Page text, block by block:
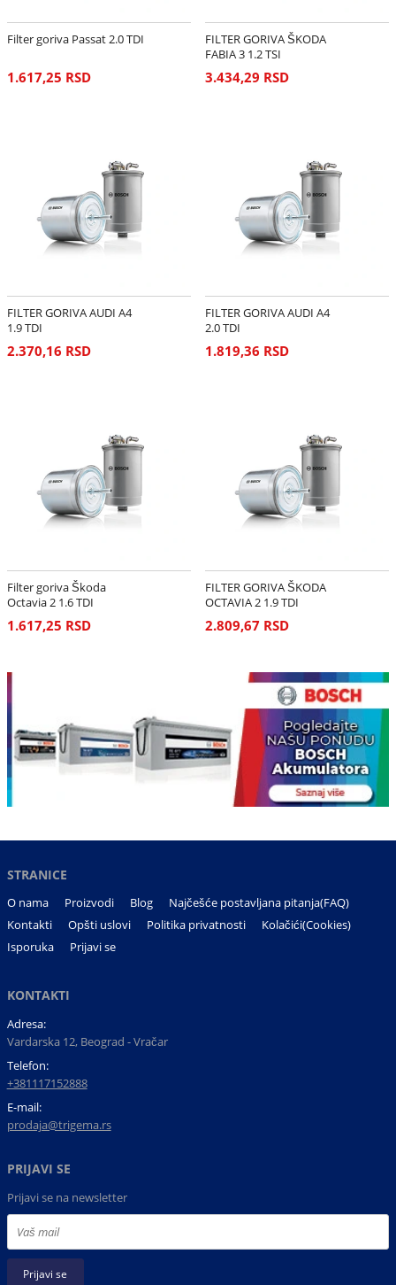
Filter goriva Passat 2.0 TDI
1.617,25 RSD
FILTER GORIVA ŠKODA
FABIA 3 1.2 TSI
3.434,29 RSD
FILTER GORIVA AUDI A4
1.9 TDI
2.370,16 RSD
FILTER GORIVA AUDI A4
2.0 TDI
1.819,36 RSD
Filter goriva Škoda
Octavia 2 1.6 TDI
1.617,25 RSD
FILTER GORIVA ŠKODA
OCTAVIA 2 1.9 TDI
2.809,67 RSD
STRANICE
O nama Proizvodi Blog
Najčešće postavljana pitanja(FAQ)
Kontakti
Opšti uslovi Politika privatnosti
Kolačići(Cookies)
Isporuka
Prijavi se
KONTAKTI
Adresa:
Vardarska 12, Beograd - Vračar
Telefon:
+381117152888
E-mail:
prodaja@trigema.rs
PRIJAVI SE
Prijavi se na newsletter
Prijavi se